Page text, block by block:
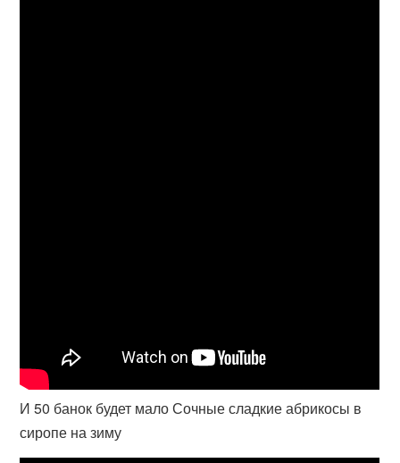
И 50 банок будет мало Сочные сладкие абрикосы в
сиропе на зиму